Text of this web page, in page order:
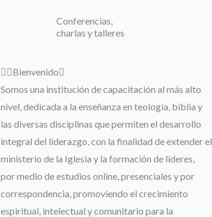
Conferencias,
charlas y talleres
Bienvenido
Somos una institución de capacitación al más alto
nivel, dedicada a la enseñanza en teología, biblia y
las diversas disciplinas que permiten el desarrollo
integral del liderazgo, con la finalidad de extender el
ministerio de la Iglesia y la formación de líderes,
por medio de estudios online, presenciales y por
correspondencia, promoviendo el crecimiento
espiritual, intelectual y comunitario para la